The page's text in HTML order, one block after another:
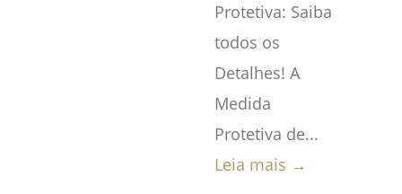
Protetiva: Saiba
todos os
Detalhes! A
Medida
Protetiva de...
Leia mais →